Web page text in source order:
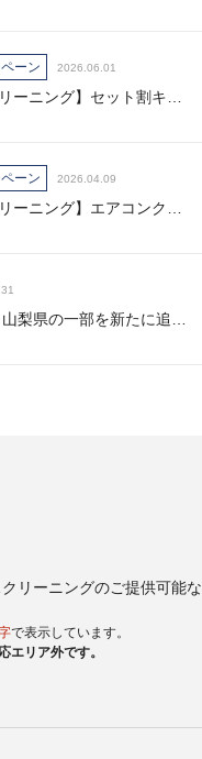
ーン 2026.06.01
(終了)【ハウスクリーニング】セット割キャンペーン
ーン 2026.04.09
(終了)【ハウスクリーニング】エアコンクリーニング早割キャンペーン！
対応エリア追加 山梨県の一部を新たに追加いたしました
リーニングのご提供可能
で表示しています。
エリア外です。